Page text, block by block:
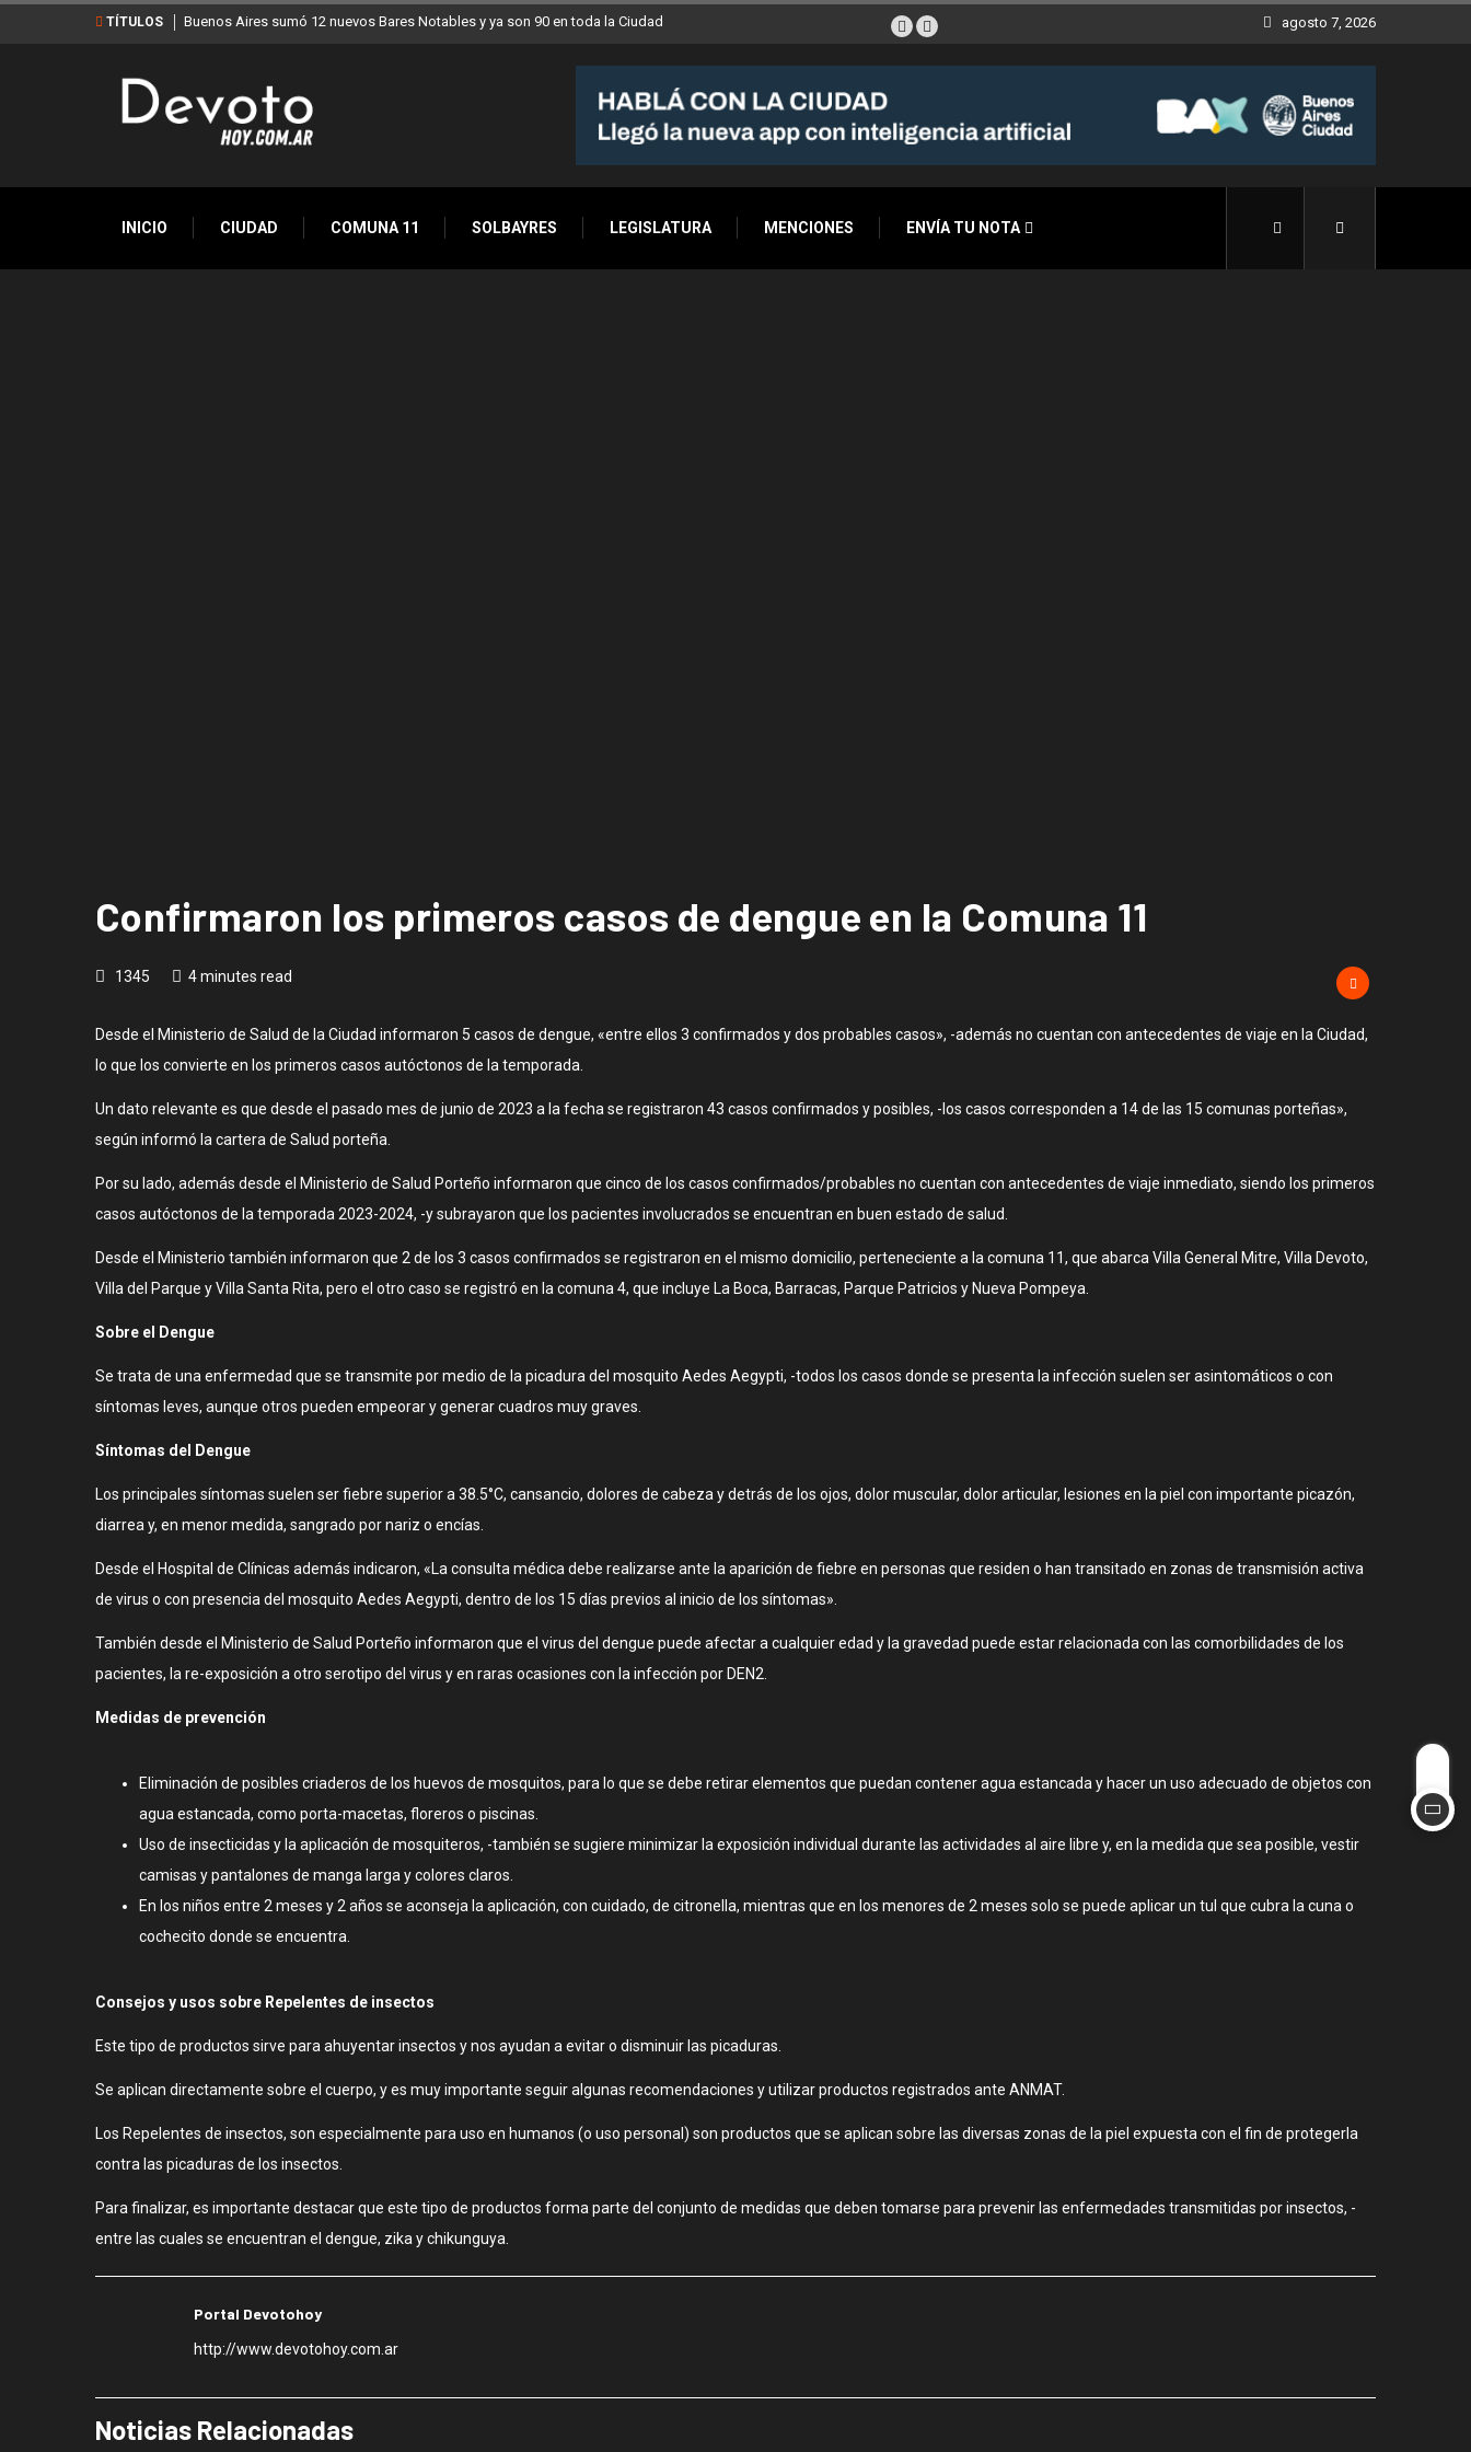
TÍTULOS Buenos Aires sumó 12 nuevos Bares Notables y ya son 90 en toda la Ciudad agosto 7, 2026
INICIO CIUDAD COMUNA 11 SOLBAYRES LEGISLATURA MENCIONES ENVÍA TU NOTA
Confirmaron los primeros casos de dengue en la Comuna 11
1345 4 minutes read
Desde el Ministerio de Salud de la Ciudad informaron 5 casos de dengue, «entre ellos 3 confirmados y dos probables casos», -además no cuentan con antecedentes de viaje en la Ciudad,
lo que los convierte en los primeros casos autóctonos de la temporada.
Un dato relevante es que desde el pasado mes de junio de 2023 a la fecha se registraron 43 casos confirmados y posibles, -los casos corresponden a 14 de las 15 comunas porteñas»,
según informó la cartera de Salud porteña.
Por su lado, además desde el Ministerio de Salud Porteño informaron que cinco de los casos confirmados/probables no cuentan con antecedentes de viaje inmediato, siendo los primeros
casos autóctonos de la temporada 2023-2024, -y subrayaron que los pacientes involucrados se encuentran en buen estado de salud.
Desde el Ministerio también informaron que 2 de los 3 casos confirmados se registraron en el mismo domicilio, perteneciente a la comuna 11, que abarca Villa General Mitre, Villa Devoto,
Villa del Parque y Villa Santa Rita, pero el otro caso se registró en la comuna 4, que incluye La Boca, Barracas, Parque Patricios y Nueva Pompeya.
Sobre el Dengue
Se trata de una enfermedad que se transmite por medio de la picadura del mosquito Aedes Aegypti, -todos los casos donde se presenta la infección suelen ser asintomáticos o con
síntomas leves, aunque otros pueden empeorar y generar cuadros muy graves.
Síntomas del Dengue
Los principales síntomas suelen ser fiebre superior a 38.5°C, cansancio, dolores de cabeza y detrás de los ojos, dolor muscular, dolor articular, lesiones en la piel con importante picazón,
diarrea y, en menor medida, sangrado por nariz o encías.
Desde el Hospital de Clínicas además indicaron, «La consulta médica debe realizarse ante la aparición de fiebre en personas que residen o han transitado en zonas de transmisión activa
de virus o con presencia del mosquito Aedes Aegypti, dentro de los 15 días previos al inicio de los síntomas».
También desde el Ministerio de Salud Porteño informaron que el virus del dengue puede afectar a cualquier edad y la gravedad puede estar relacionada con las comorbilidades de los
pacientes, la re-exposición a otro serotipo del virus y en raras ocasiones con la infección por DEN2.
Medidas de prevención
Eliminación de posibles criaderos de los huevos de mosquitos, para lo que se debe retirar elementos que puedan contener agua estancada y hacer un uso adecuado de objetos con
agua estancada, como porta-macetas, floreros o piscinas.
Uso de insecticidas y la aplicación de mosquiteros, -también se sugiere minimizar la exposición individual durante las actividades al aire libre y, en la medida que sea posible, vestir
camisas y pantalones de manga larga y colores claros.
En los niños entre 2 meses y 2 años se aconseja la aplicación, con cuidado, de citronella, mientras que en los menores de 2 meses solo se puede aplicar un tul que cubra la cuna o
cochecito donde se encuentra.
Consejos y usos sobre Repelentes de insectos
Este tipo de productos sirve para ahuyentar insectos y nos ayudan a evitar o disminuir las picaduras.
Se aplican directamente sobre el cuerpo, y es muy importante seguir algunas recomendaciones y utilizar productos registrados ante ANMAT.
Los Repelentes de insectos, son especialmente para uso en humanos (o uso personal) son productos que se aplican sobre las diversas zonas de la piel expuesta con el fin de protegerla
contra las picaduras de los insectos.
Para finalizar, es importante destacar que este tipo de productos forma parte del conjunto de medidas que deben tomarse para prevenir las enfermedades transmitidas por insectos, -
entre las cuales se encuentran el dengue, zika y chikunguya.
Portal Devotohoy
http://www.devotohoy.com.ar
Noticias Relacionadas